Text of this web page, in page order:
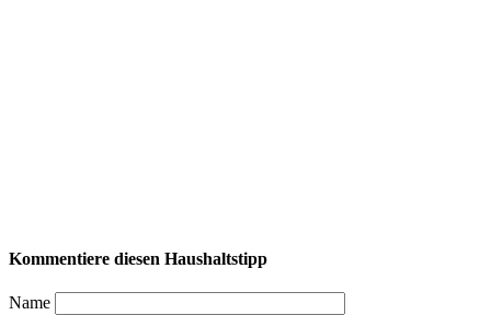
Kommentiere diesen Haushaltstipp
Name